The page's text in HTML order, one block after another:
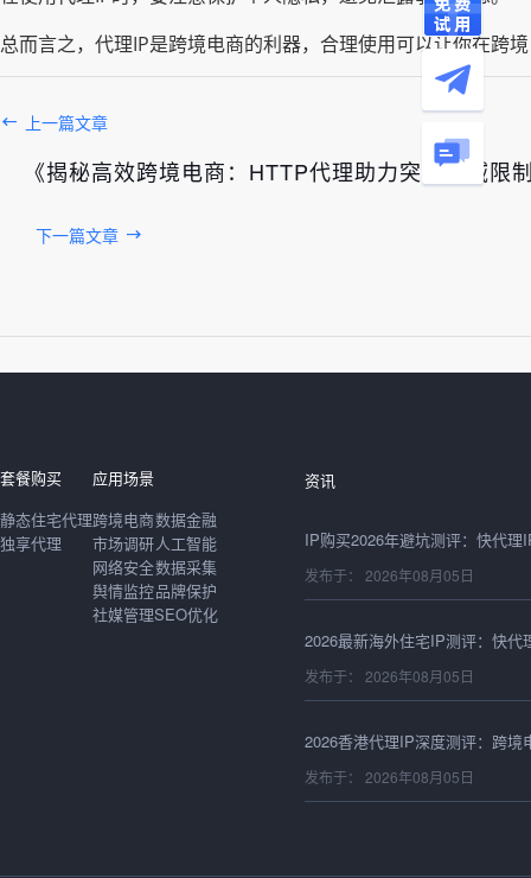
总而言之，代理IP是跨境电商的利器，合理使用可以让你在跨
上一篇文章
《揭秘高效跨境电商：HTTP代理助力突破地域限
下一篇文章
套餐购买
静态住宅代理
独享代理
应用场景
跨境电商
市场调研
网络安全
舆情监控
社媒管理
数据金融
人工智能
数据采集
品牌保护
SEO优化
资讯
发布于： 2026年08月06日
发布于： 2026年08月05日
发布于： 2026年08月05日
发布于： 2026年08月05日